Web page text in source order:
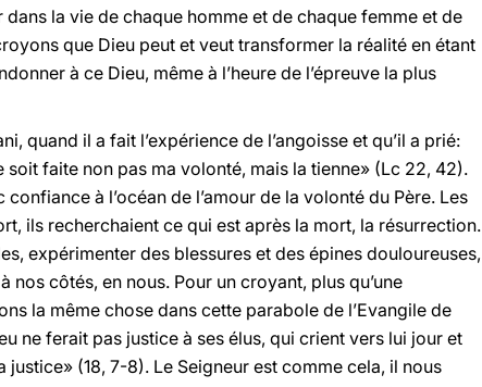
la vie de chaque homme et de chaque femme et de
que Dieu peut et veut transformer la réalité en étant
à ce Dieu, même à l’heure de l’épreuve la plus
quand il a fait l’expérience de l’angoisse et qu’il a prié:
faite non pas ma volonté, mais la tienne» (Lc 22, 42).
à l’océan de l’amour de la volonté du Père. Les
ils recherchaient ce qui est après la mort, la résurrection.
expérimenter des blessures et des épines douloureuses,
côtés, en nous. Pour un croyant, plus qu’une
la même chose dans cette parabole de l’Evangile de
ne ferait pas justice à ses élus, qui crient vers lui jour et
(18, 7-8). Le Seigneur est comme cela, il nous